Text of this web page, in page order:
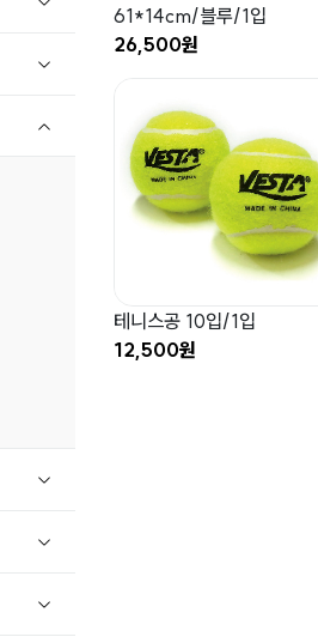
61*14cm/블루/1입
26,500원
테니스공 10입/1입
12,500원